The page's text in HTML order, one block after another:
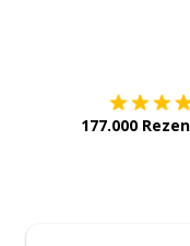
177.000